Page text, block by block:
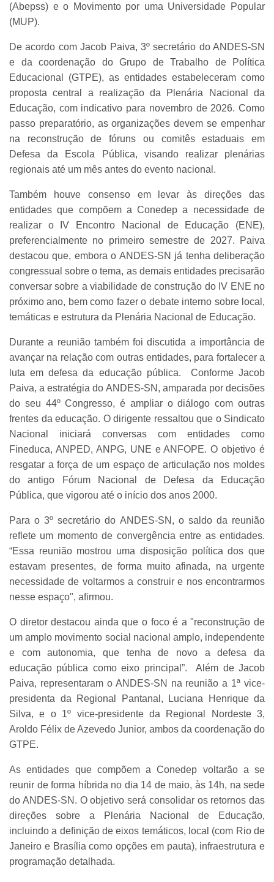
(Abepss) e o Movimento por uma Universidade Popular
(MUP).
De acordo com Jacob Paiva, 3º secretário do ANDES-SN
e da coordenação do Grupo de Trabalho de Política
Educacional (GTPE), as entidades estabeleceram como
proposta central a realização da Plenária Nacional da
Educação, com indicativo para novembro de 2026. Como
passo preparatório, as organizações devem se empenhar
na reconstrução de fóruns ou comitês estaduais em
Defesa da Escola Pública, visando realizar plenárias
regionais até um mês antes do evento nacional.
Também houve consenso em levar às direções das
entidades que compõem a Conedep a necessidade de
realizar o IV Encontro Nacional de Educação (ENE),
preferencialmente no primeiro semestre de 2027. Paiva
destacou que, embora o ANDES-SN já tenha deliberação
congressual sobre o tema, as demais entidades precisarão
conversar sobre a viabilidade de construção do IV ENE no
próximo ano, bem como fazer o debate interno sobre local,
temáticas e estrutura da Plenária Nacional de Educação.
Durante a reunião também foi discutida a importância de
avançar na relação com outras entidades, para fortalecer a
luta em defesa da educação pública. Conforme Jacob
Paiva, a estratégia do ANDES-SN, amparada por decisões
do seu 44º Congresso, é ampliar o diálogo com outras
frentes da educação. O dirigente ressaltou que o Sindicato
Nacional iniciará conversas com entidades como
Fineduca, ANPED, ANPG, UNE e ANFOPE. O objetivo é
resgatar a força de um espaço de articulação nos moldes
do antigo Fórum Nacional de Defesa da Educação
Pública, que vigorou até o início dos anos 2000.
Para o 3º secretário do ANDES-SN, o saldo da reunião
reflete um momento de convergência entre as entidades.
“Essa reunião mostrou uma disposição política dos que
estavam presentes, de forma muito afinada, na urgente
necessidade de voltarmos a construir e nos encontrarmos
nesse espaço", afirmou.
O diretor destacou ainda que o foco é a "reconstrução de
um amplo movimento social nacional amplo, independente
e com autonomia, que tenha de novo a defesa da
educação pública como eixo principal”. Além de Jacob
Paiva, representaram o ANDES-SN na reunião a 1ª vice-
presidenta da Regional Pantanal, Luciana Henrique da
Silva, e o 1º vice-presidente da Regional Nordeste 3,
Aroldo Félix de Azevedo Junior, ambos da coordenação do
GTPE.
As entidades que compõem a Conedep voltarão a se
reunir de forma híbrida no dia 14 de maio, às 14h, na sede
do ANDES-SN. O objetivo será consolidar os retornos das
direções sobre a Plenária Nacional de Educação,
incluindo a definição de eixos temáticos, local (com Rio de
Janeiro e Brasília como opções em pauta), infraestrutura e
programação detalhada.